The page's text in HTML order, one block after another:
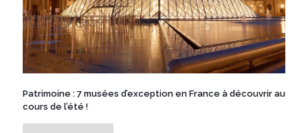
Patrimoine : 7 musées d’exception en France à découvrir au
cours de l’été !